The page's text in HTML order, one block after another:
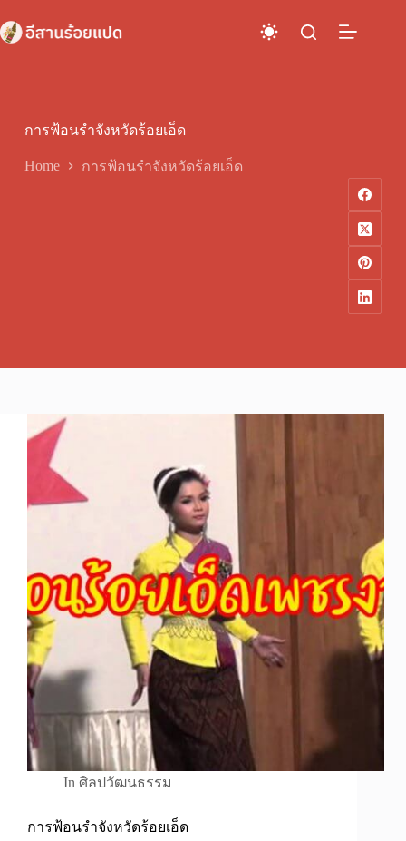
to
content
การฟ้อนรำจังหวัดร้อยเอ็ด
Home การฟ้อนรำจังหวัดร้อยเอ็ด
In ศิลปวัฒนธรรม
การฟ้อนรำจังหวัดร้อยเอ็ด